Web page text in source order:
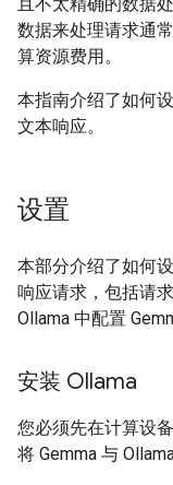
数据来处理请求通
算资源费用。
本指南介绍了如何
文本响应。
设置
本部分介绍了如何
响应请求，包括请
Ollama 中配置
安装 Ollama
您必须先在计算设
将 Gemma 与